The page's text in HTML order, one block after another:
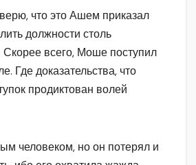
что это Ашем приказал
должности столь
Скорее всего, Моше поступил
Где доказательства, что
продиктован волей
человеком, но он потерял и